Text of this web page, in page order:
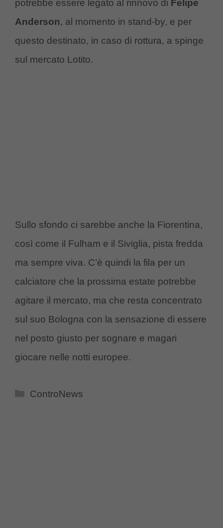
potrebbe essere legato al rinnovo di Felipe
Anderson, al momento in stand-by, e per
questo destinato, in caso di rottura, a spinge
sul mercato Lotito.
Sullo sfondo ci sarebbe anche la Fiorentina,
così come il Fulham e il Siviglia, pista fredda
ma sempre viva. C’è quindi la fila per un
calciatore che la prossima estate potrebbe
agitare il mercato, ma che resta concentrato
sul suo Bologna con la sensazione di essere
nel posto giusto per sognare e magari
giocare nelle notti europee.
Categorie
ControNews